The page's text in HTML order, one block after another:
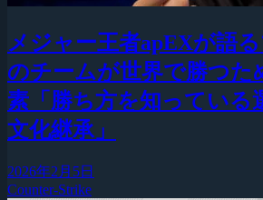
メジャー王者apEXが語
のチームが世界で勝つた
素「勝ち方を知っている
文化継承」
2026年2月5日
Counter-Strike